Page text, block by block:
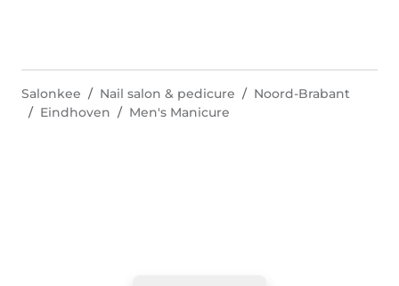
Salonkee Nail salon & pedicure
Noord-Brabant
Eindhoven
Men's Manicure